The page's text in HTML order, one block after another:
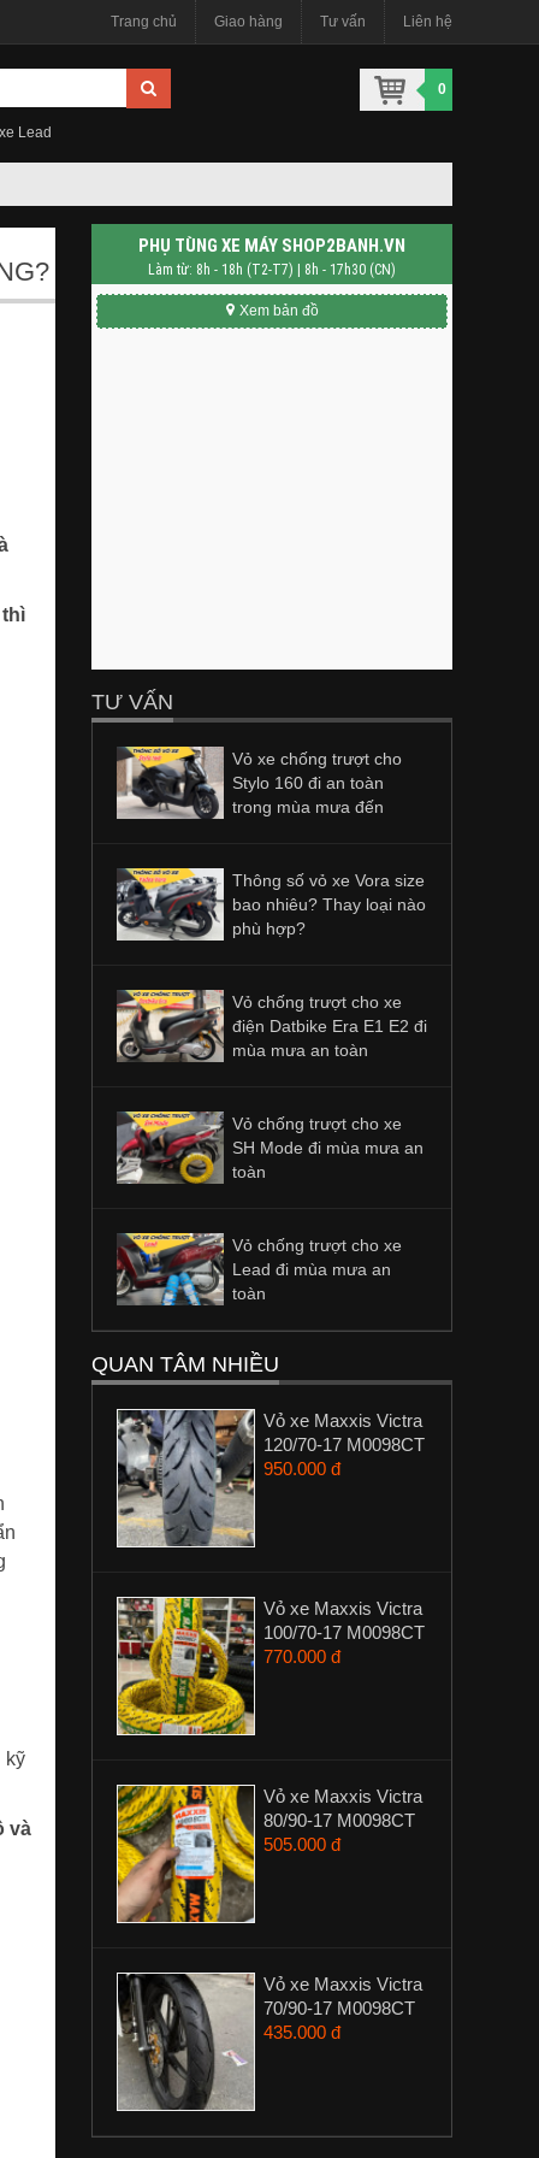
Trang chủ Giao hàng Tư vấn Liên hệ
Lead
0
thì
kỹ
và
PHỤ TÙNG XE MÁY SHOP2BANH.VN
Làm từ: 8h - 18h (T2-T7) | 8h - 17h30 (CN)
Xem bản đồ
TƯ VẤN
Vỏ xe chống trượt cho
Stylo 160 đi an toàn
trong mùa mưa đến
Thông số vỏ xe Vora size
bao nhiêu? Thay loại nào
phù hợp?
Vỏ chống trượt cho xe
điện Datbike Era E1 E2 đi
mùa mưa an toàn
Vỏ chống trượt cho xe
SH Mode đi mùa mưa an
toàn
Vỏ chống trượt cho xe
Lead đi mùa mưa an
toàn
QUAN TÂM NHIỀU
Vỏ xe Maxxis Victra
120/70-17 M0098CT
950.000 đ
Vỏ xe Maxxis Victra
100/70-17 M0098CT
770.000 đ
Vỏ xe Maxxis Victra
80/90-17 M0098CT
505.000 đ
Vỏ xe Maxxis Victra
70/90-17 M0098CT
435.000 đ